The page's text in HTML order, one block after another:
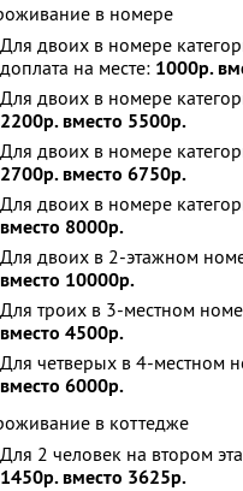
в номере
Для двоих в номере
доплата на месте: 1000р.
Для двоих в номере
2200р. вместо 5500р.
Для двоих в номере
2700р. вместо 6750р.
Для двоих в номере
вместо 8000р.
Для двоих в 2-этажном
вместо 10000р.
Для троих в 3-местном
вместо 4500р.
Для четверых в 4-местном
вместо 6000р.
в коттедже
Для 2 человек на втором
1450р. вместо 3625р.